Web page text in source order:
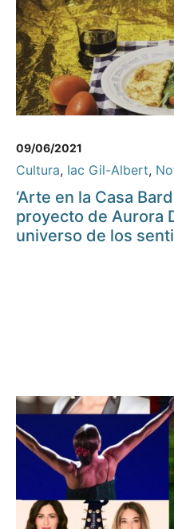
09/06/2021
Cultura, Iac Gil-Albert,
‘Arte en la Casa
proyecto de Aurora
universo de los